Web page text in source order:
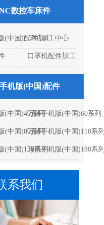
数控车床件
(中国)配件加工
CNC加工中心
口罩机配件加工
机版(中国)配件
(中国)40系列万搏手机版(中国)60系列
(中国)80系列万搏手机版(中国)110系列
(中国)130系列万搏手机版(中国)180系列
系我们